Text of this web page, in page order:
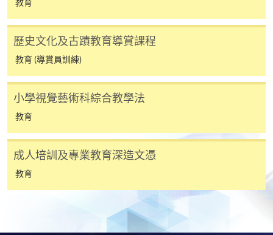
心或以郵遞方式，遞交「通知」及繳交所需費用。
有關繳費詳情，請參閱
人或報名中心。
課程/科目報名注意事項:
選用網上報名服務必須在已接駁互聯網及支援
JavaScript程式瀏覽器的電腦上進行。建議選用
申請人不應閒置申請超過10分鐘。否則，申請人
必須重新開始整個申請程序。
網上報名只支援「提早報讀優惠」。如需享用其他
教育
歷史文化及古蹟教育導賞課程
教育 (導賞員訓練)
小學視覺藝術科綜合教學法
教育
成人培訓及專業教育深造文憑
教育